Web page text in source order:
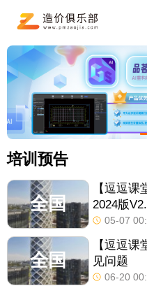
培训预告
全国
【逗逗
2024版
防水专业
05-07
全国
【逗逗
见问题
06-20